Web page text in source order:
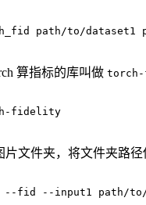
path/to/dataset1
算指标的库叫做
fidelity
文件夹，将文件夹路径
--fid --input1 path/to/